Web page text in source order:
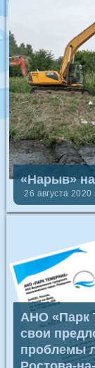
«Нарыв»
26 августа 2020
АНО «Парк
свои
проблемы